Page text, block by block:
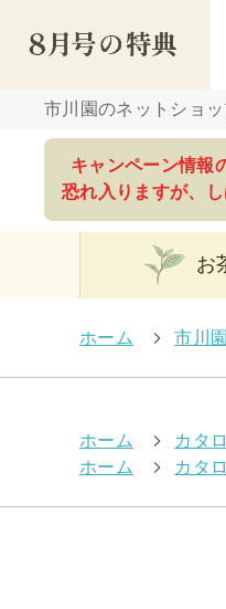
市川園のネットショ
キャンペーン情報
恐れ入りますが、
お
ホーム > 市川
ホーム > カタ
ホーム
> カタ